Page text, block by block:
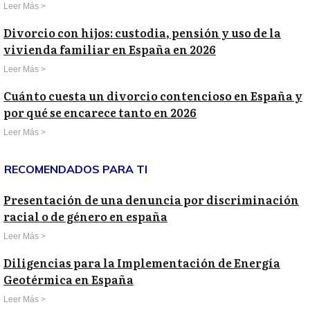
Leer Más >
Divorcio con hijos: custodia, pensión y uso de la
vivienda familiar en España en 2026
Leer Más >
Cuánto cuesta un divorcio contencioso en España y
por qué se encarece tanto en 2026
Leer Más >
RECOMENDADOS PARA TI
Presentación de una denuncia por discriminación
racial o de género en españa
Leer Más >
Diligencias para la Implementación de Energía
Geotérmica en España
Leer Más >